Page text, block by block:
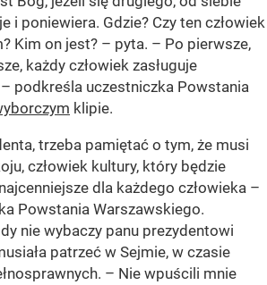
i poniewiera. Gdzie? Czy ten człowiek
Kim on jest? – pyta. – Po pierwsze,
każdy człowiek zasługuje
– podkreśla uczestniczka Powstania
klipie.
trzeba pamiętać o tym, że musi
człowiek kultury, który będzie
dla każdego człowieka –
Powstania Warszawskiego.
nie wybaczy panu prezydentowi
patrzeć w Sejmie, w czasie
– Nie wpuścili mnie